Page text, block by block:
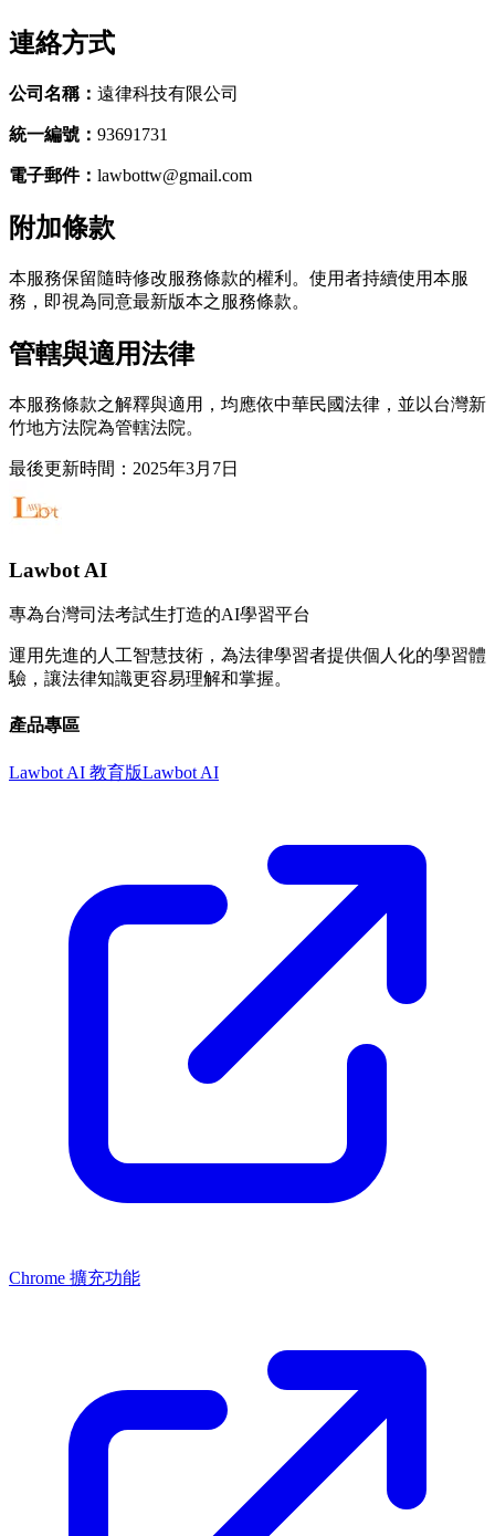
連絡方式
公司名稱： 遠律科技有限公司
統一編號： 93691731
電子郵件： lawbottw@gmail.com
附加條款
本服務保留隨時修改服務條款的權利。使用者持續使用本服
務，即視為同意最新版本之服務條款。
管轄與適用法律
本服務條款之解釋與適用，均應依中華民國法律，並以台灣新
竹地方法院為管轄法院。
最後更新時間：2025年3月7日
Lawbot AI
專為台灣司法考試生打造的AI學習平台
運用先進的人工智慧技術，為法律學習者提供個人化的學習體
驗，讓法律知識更容易理解和掌握。
產品專區
Lawbot AI 教育版Lawbot AI
Chrome 擴充功能